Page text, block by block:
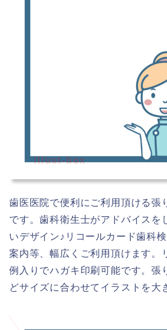
illust-box
歯医医院で便利にご利用頂ける張
です。歯科衛生士がアドバイスを
いデザイン♪リコールカード歯科
案内等、幅広くご利用頂けます。
例入りでハガキ印刷可能です。張
どサイズに合わせてイラストを大